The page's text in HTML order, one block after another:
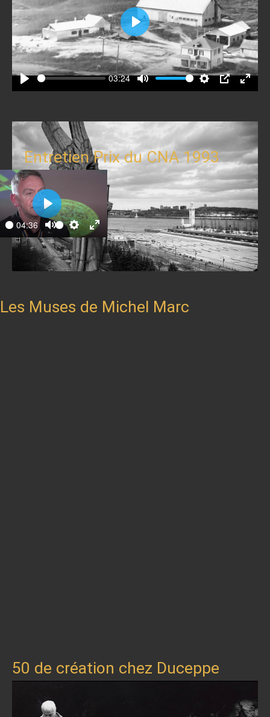
Play
03:24
Mute SettingsPIP
Enter
Play
Entretien Prix du CNA 1993
04:36
Mute SettingsEnter
fullscreen
Play
Les Muses de Michel Marc
50 de création chez Duceppe